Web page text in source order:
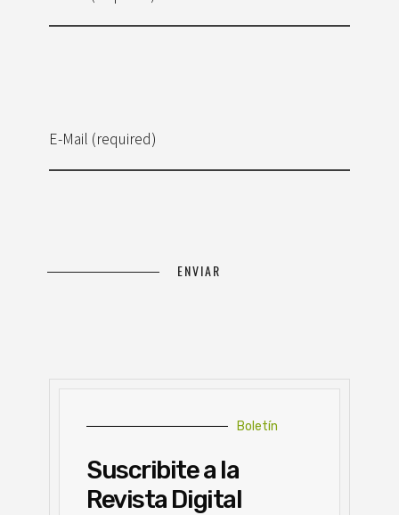
E-Mail (required)
Boletín
Suscribite a la
Revista Digital